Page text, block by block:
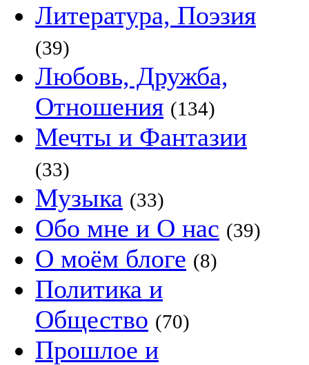
Литература, Поэзия
(39)
Любовь, Дружба,
Отношения (134)
Мечты и Фантазии
(33)
Музыка (33)
Обо мне и О нас (39)
О моём блоге (8)
Политика и
Общество (70)
Прошлое и